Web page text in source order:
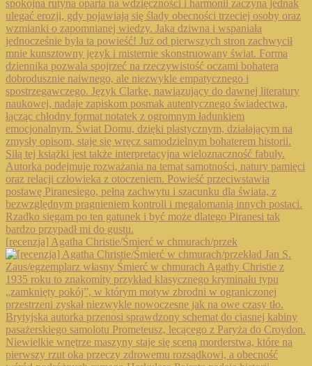
[recenzja] Agatha Christie/Śmierć w chmurach/przek